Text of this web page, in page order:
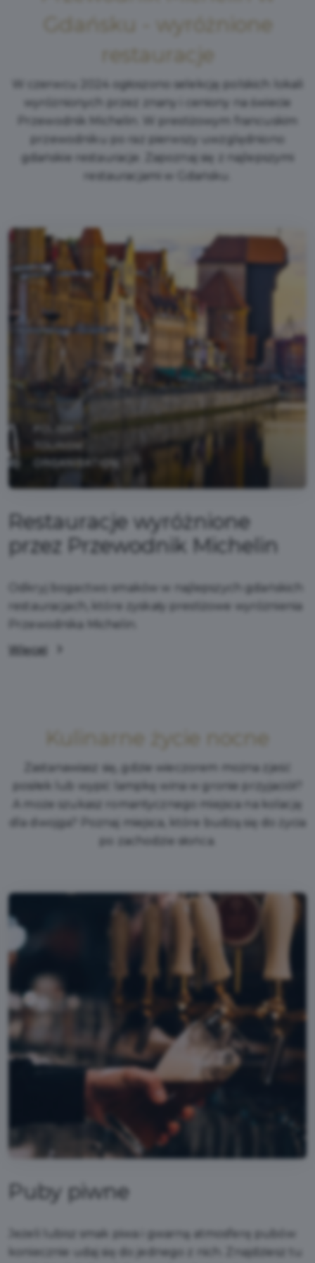
Gdańsku - wyróżnione
restauracje
W czerwcu 2024 ogłoszono selekcję polskich lokali
wyróżnionych przez znany i ceniony na świecie
Przewodnik Michelin. W prestiżowym francuskim
przewodniku po raz pierwszy uwzględniono
gdańskie restauracje. Zapoznaj się z najlepszymi
restauracjami w Gdańsku.
Restauracje wyróżnione
przez Przewodnik Michelin
Odkryj bogactwo smaków w najlepszych gdańskich
restauracjach, które zyskały prestiżowe wyróżnienia
Przewodnika Michelin.
Więcej
Kulinarne życie nocne
Zastanawiasz się, gdzie wieczorem można zjeść
posiłek lub wypić lampkę wina w gronie przyjaciół?
A może szukasz romantycznego miejsca na kolację
dla dwojga? Poznaj miejsca, które budzą się do życia
po zachodzie słońca.
Puby piwne
Jeżeli lubisz smak piwa i gwarną atmosferę pubów
koniecznie udaj się do jednego z nich. Znajdziesz tu